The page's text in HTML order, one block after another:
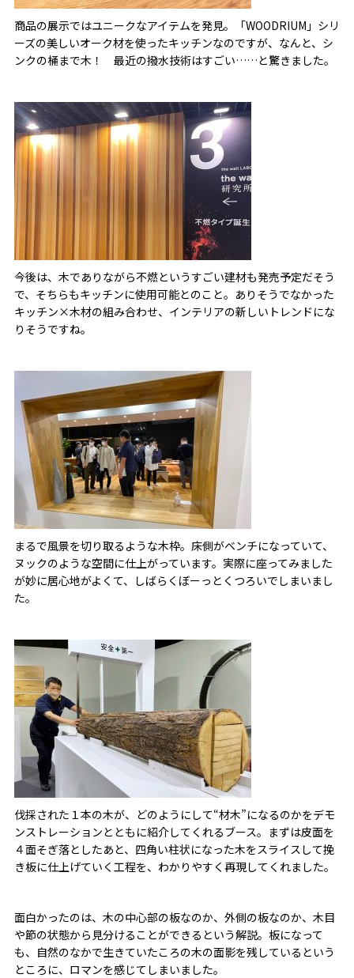
商品の展示ではユニークなアイテムを発見。「WOODRIUM」シリ
ーズの美しいオーク材を使ったキッチンなのですが、なんと、シ
ンクの桶まで木！ 最近の撥水技術はすごい……と驚きました。
今後は、木でありながら不燃というすごい建材も発売予定だそう
で、そちらもキッチンに使用可能とのこと。ありそうでなかった
キッチン×木材の組み合わせ、インテリアの新しいトレンドにな
りそうですね。
まるで風景を切り取るような木枠。床側がベンチになっていて、
ヌックのような空間に仕上がっています。実際に座ってみました
が妙に居心地がよくて、しばらくぼーっとくつろいでしまいまし
た。
伐採された１本の木が、どのようにして“材木”になるのかをデモ
ンストレーションとともに紹介してくれるブース。まずは皮面を
４面そぎ落としたあと、四角い柱状になった木をスライスして挽
き板に仕上げていく工程を、わかりやすく再現してくれました。
面白かったのは、木の中心部の板なのか、外側の板なのか、木目
や節の状態から見分けることができるという解説。板になって
も、自然のなかで生きていたころの木の面影を残しているという
ところに、ロマンを感じてしまいました。